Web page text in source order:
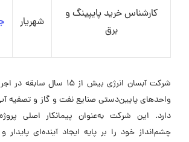
کارشناس خرید پایپینگ و
برق
شهریار
شرکت آبسان انرژی بیش از 15
واحدهای پایین‌دستی صنایع نفت و گاز و تصفیه
دارد. این شرکت به‌عنوان پیمانکار اصلی
چشم‌انداز خود را بر پایه ایجاد آینده‌ای پایدار